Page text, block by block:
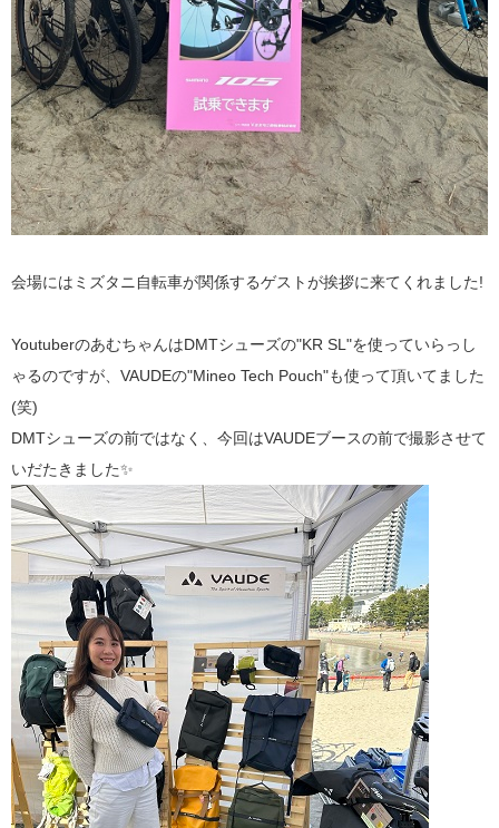
会場にはミズタニ自転車が関係するゲストが挨拶に来てくれました!
YoutuberのあむちゃんはDMTシューズの"KR SL"を使っていらっし
ゃるのですが、VAUDEの"Mineo Tech Pouch"も使って頂いてました
(笑)
DMTシューズの前ではなく、今回はVAUDEブースの前で撮影させて
いだたきました✨